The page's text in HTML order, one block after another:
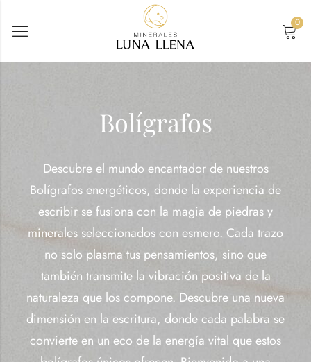
0
Bolígrafos
Descubre el mundo encantador de nuestros
Bolígrafos energéticos, donde la experiencia de
escribir se fusiona con la magia de piedras y
minerales seleccionados con esmero. Cada trazo
no solo plasma tus pensamientos, sino que
también transmite la vibración positiva de la
naturaleza que los compone. Descubre una nueva
dimensión en la escritura, donde cada palabra se
convierte en un eco de la energía vital que estos